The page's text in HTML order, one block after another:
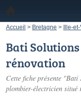
Accueil > Bretagne > Ille-
Bati
rénovation
Cette fiche présente
plombier-électricien situé